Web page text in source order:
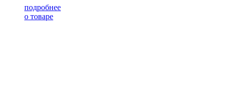
подробнее
о товаре